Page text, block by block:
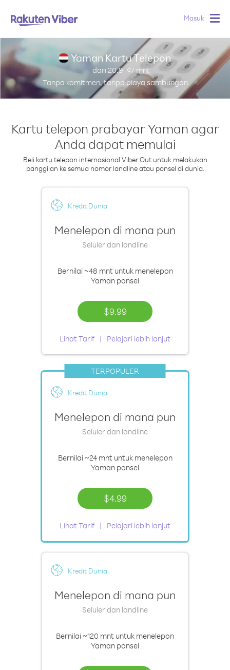
Masuk
Yaman Kartu Telepon
dari 20.9 ¢/ mnt
Tanpa komitmen, tanpa biaya sambungan
Kartu telepon prabayar Yaman agar
Anda dapat memulai
Beli kartu telepon internasional Viber Out untuk melakukan
panggilan ke semua nomor landline atau ponsel di dunia.
Kredit Dunia
Menelepon di mana pun
Seluler dan landline
Bernilai ~48 mntuntuk menelepon
Yaman ponsel
$9.99
Lihat Tarif Pelajari lebih lanjut
TERPOPULER
Kredit Dunia
Menelepon di mana pun
Seluler dan landline
Bernilai ~24 mntuntuk menelepon
Yaman ponsel
$4.99
Lihat Tarif Pelajari lebih lanjut
Kredit Dunia
Menelepon di mana pun
Seluler dan landline
Bernilai ~120 mnt untuk menelepon
Yaman ponsel